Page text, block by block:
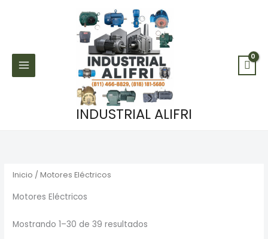
INDUSTRIAL ALIFRI
Inicio / Motores Eléctricos
Motores Eléctricos
Mostrando 1–30 de 39 resultados